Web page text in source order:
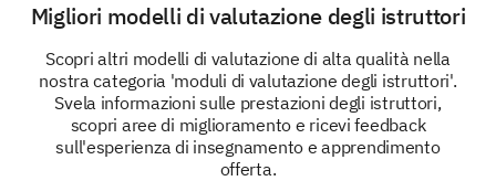
Ha fornito feedback individuali
Migliori modelli di valutazione degli istruttori
Scopri altri modelli di valutazione di alta qualità nella
nostra categoria 'moduli di valutazione degli istruttori'.
Svela informazioni sulle prestazioni degli istruttori,
scopri aree di miglioramento e ricevi feedback
sull'esperienza di insegnamento e apprendimento
offerta.